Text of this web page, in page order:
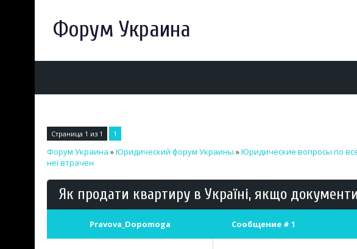
Форум Украина
Страница 1 из 1 1
Форум Украина »Юридический форум Украины »Юридические вопросы по
неї втрачен
Як продати квартиру в Україні, якщо
Pravova_Dopomoga Сообщение # 1